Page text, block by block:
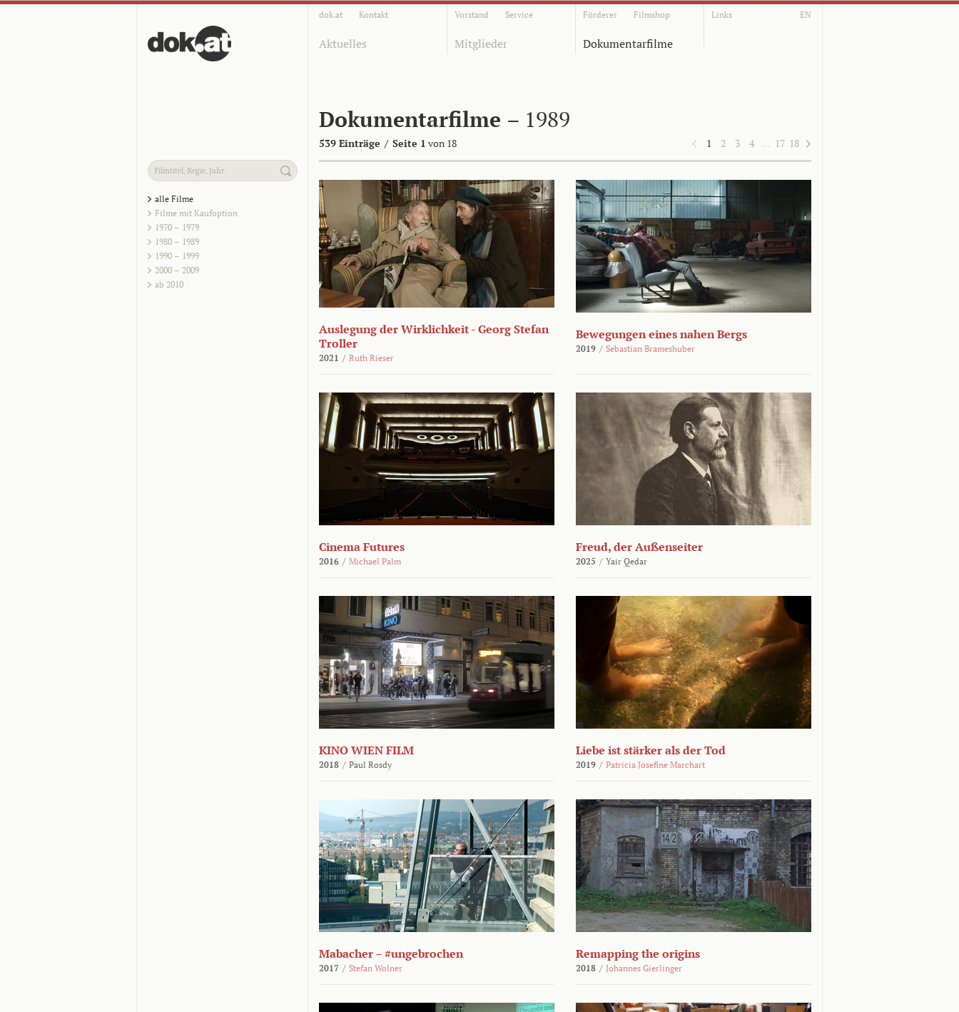
dok.at Kontakt Vorstand Service Förderer Filmshop Links EN
Aktuelles Mitglieder Dokumentarfilme
Dokumentarfilme – 1989
539 Einträge / Seite 1 von 18 1 2 3 4 … 17 18
alle Filme
Filme mit Kaufoption
1970 – 1979
1980 – 1989
1990 – 1999
2000 – 2009
ab 2010
Auslegung der Wirklichkeit - Georg Stefan
Troller
2021 / Ruth Rieser
Bewegungen eines nahen Bergs
2019 / Sebastian Brameshuber
Cinema Futures
2016 / Michael Palm
Freud, der Außenseiter
2025 / Yair Qedar
KINO WIEN FILM
2018 / Paul Rosdy
Liebe ist stärker als der Tod
2019 / Patricia Josefine Marchart
Mabacher – #ungebrochen
2017 / Stefan Wolner
Remapping the origins
2018 / Johannes Gierlinger